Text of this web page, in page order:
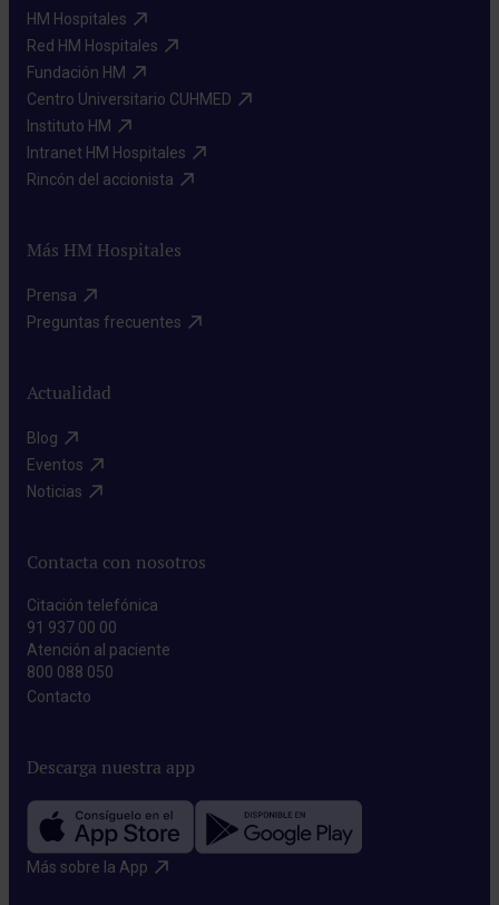
HM Hospitales​
Red HM Hospitales​
Fundación HM​
Centro Universitario CUHMED​
Instituto HM​
Intranet HM Hospitales​
Rincón del accionista​
Más HM Hospitales
Prensa​
Preguntas frecuentes​
Actualidad
Blog​
Eventos​
Noticias​
Contacta con nosotros
Citación telefónica
91 937 00 00
Atención al paciente
800 088 050
Contacto​
Descarga nuestra app
Más sobre la App​